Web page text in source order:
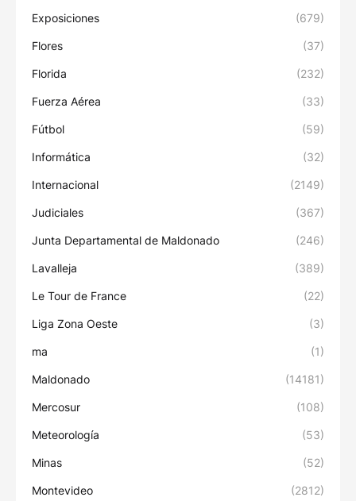
Exposiciones (679)
Flores (37)
Florida (232)
Fuerza Aérea (33)
Fútbol (59)
Informática (32)
Internacional (2149)
Judiciales (367)
Junta Departamental de Maldonado (246)
Lavalleja (389)
Le Tour de France (22)
Liga Zona Oeste (3)
ma (1)
Maldonado (14181)
Mercosur (108)
Meteorología (53)
Minas (52)
Montevideo (2812)